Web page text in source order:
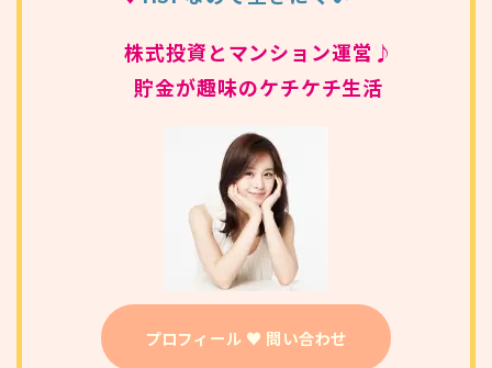
株式投資とマンション運営♪
貯金が趣味のケチケチ生活
プロフィール ♥ 問い合わせ